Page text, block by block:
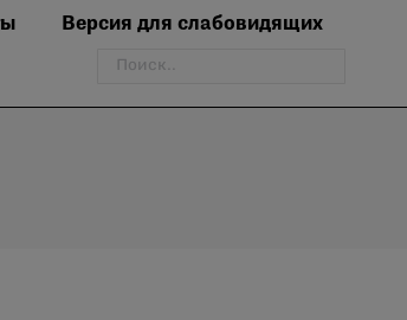
Версия для слабовидящих
Поиск: